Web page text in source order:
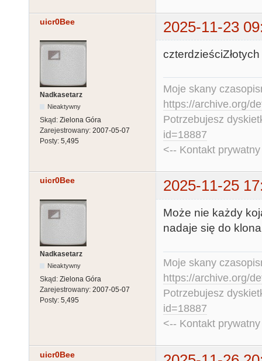
uicr0Bee 2025-11-23
Nadkasetarz
Nieaktywny
Skąd: Zielona Góra
Zarejestrowany: 2007-05-07
Posty: 5,495
Moje skany
https://archive.org/
Potrzebujesz
id=18887
<-- Kontakt
uicr0Bee 2025-11-25
Nadkasetarz
Nieaktywny
Skąd: Zielona Góra
Zarejestrowany: 2007-05-07
Posty: 5,495
Może nie każdy
nadaje się do
Moje skany
https://archive.org/
Potrzebujesz
id=18887
<-- Kontakt
uicr0Bee